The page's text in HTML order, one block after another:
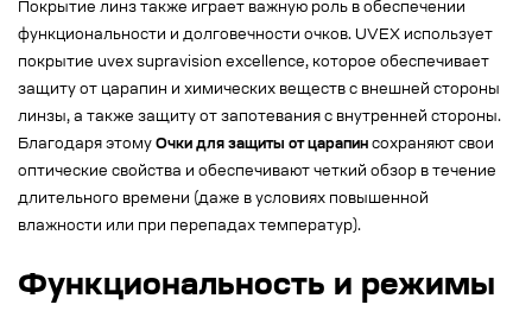
Покрытие линз также играет важную роль в обеспечении
функциональности и долговечности очков. UVEX использует
покрытие uvex supravision excellence, которое обеспечивает
защиту от царапин и химических веществ с внешней стороны
линзы, а также защиту от запотевания с внутренней стороны.
Благодаря этому Очки для защиты от царапин сохраняют свои
оптические свойства и обеспечивают четкий обзор в течение
длительного времени (даже в условиях повышенной
влажности или при перепадах температур).
Функциональность и режимы